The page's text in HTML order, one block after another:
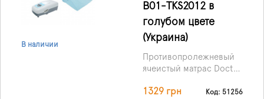
В наличии
B01-TKS2012 в
голубом цвете
(Украина)
Противопролежневый
ячеистый матрас Doctor
предназначен для
1329 грн Код: 51256